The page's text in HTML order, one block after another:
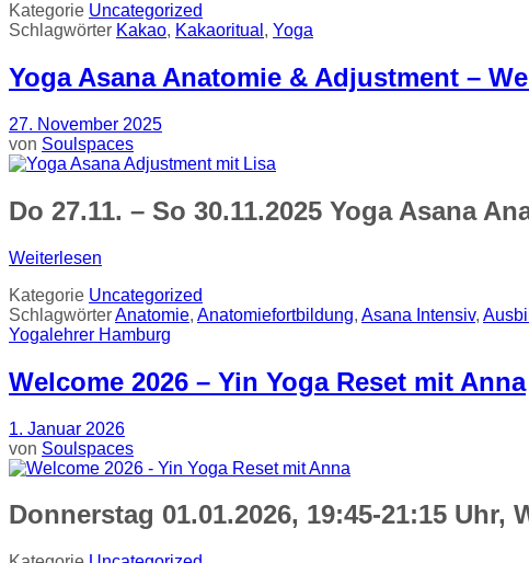
Kategorie Uncategorized
Schlagwörter Kakao, Kakaoritual , Yoga
Yoga Asana Anatomie & Adjustment –
27. November 2025
von Soulspaces
Do 27.11. – So 30.11.2025 Yoga Asana
Weiterlesen
Kategorie Uncategorized
SchlagwörterAnatomie, Anatomiefortbildung, Asana Intensiv,
Yogalehrer Hamburg
Welcome 2026 – Yin Yoga Reset mit Anna
1. Januar 2026
von Soulspaces
Donnerstag 01.01.2026, 19:45-21:15 Uhr,